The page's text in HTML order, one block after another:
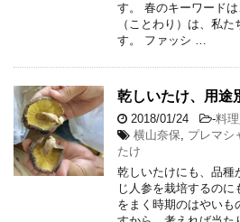
す。 春のキーワード
（ことわり）は、私
す。 ファッシ …
乾しいたけ、用途
2018/01/24 -料
横山奈保, プレマシ
たけ
乾しいたけにも、品種
じ人参を栽培するの
をまく時期のはやいも